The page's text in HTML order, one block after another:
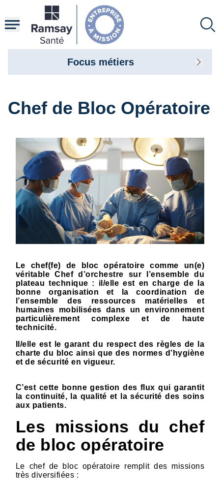
contenu
principal
Chef de Bloc Opératoire
Le chef(fe) de bloc opératoire comme un(e)
véritable Chef d’orchestre sur l’ensemble du
plateau technique : il/elle est en charge de la
bonne organisation et la coordination de
l’ensemble des ressources matérielles et
humaines mobilisées dans un environnement
particulièrement complexe et de haute
technicité.
Il/elle est le garant du respect des règles de la
charte du bloc ainsi que des normes d’hygiène
et de sécurité en vigueur.
C’est cette bonne gestion des flux qui garantit
la continuité, la qualité et la sécurité des soins
aux patients.
Les missions du chef
de bloc opératoire
Le chef de bloc opératoire remplit des missions
très diversifiées :
Focus métiers